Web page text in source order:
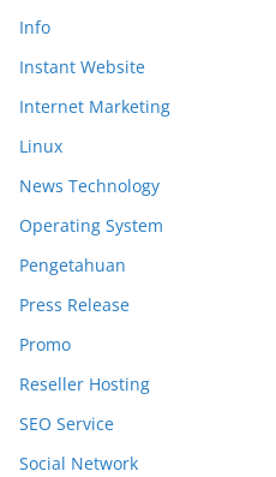
Info
Instant Website
Internet Marketing
Linux
News Technology
Operating System
Pengetahuan
Press Release
Promo
Reseller Hosting
SEO Service
Social Network